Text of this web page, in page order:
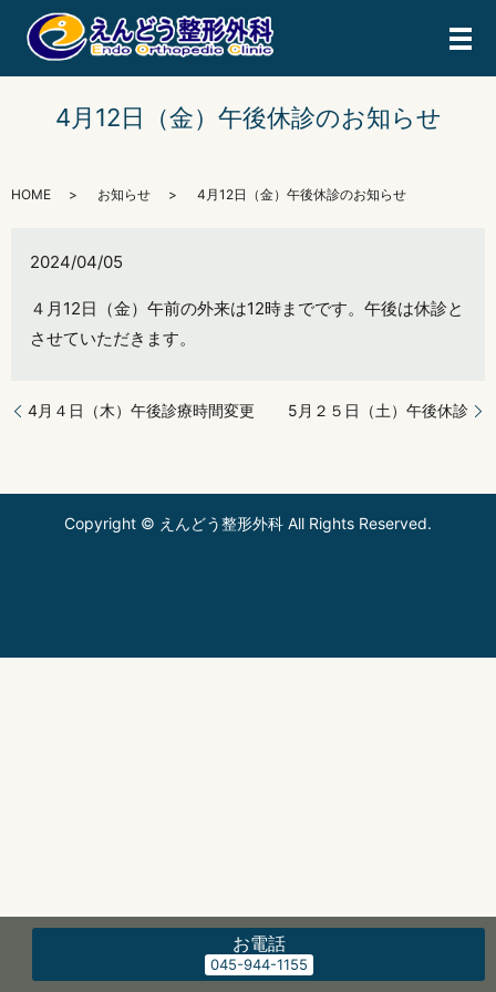
メ
4月12日（金）午後休診のお知らせ
HOME お知らせ 4月12日（金）午後休診のお知らせ
2024/04/05
４月12日（金）午前の外来は12時までです。午後は休診と
させていただきます。
4月４日（木）午後診療時間変更 5月２５日（土）午後休診
お電話
Copyright © えんどう整形外科 All Rights Reserved.